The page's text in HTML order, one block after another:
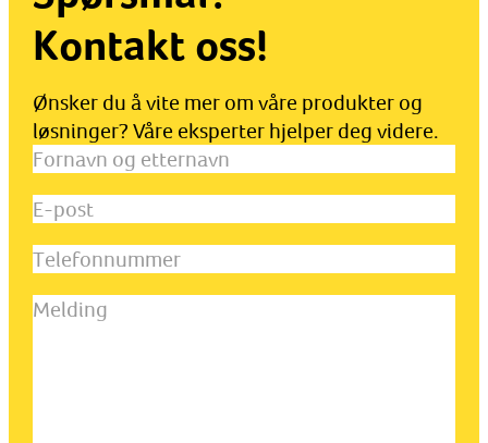
Kontakt oss!
Ønsker du å vite mer om våre produkter og
løsninger? Våre eksperter hjelper deg videre.
Fornavn
etternavn
E-
Telefonnummer
Melding(Påkrevd)